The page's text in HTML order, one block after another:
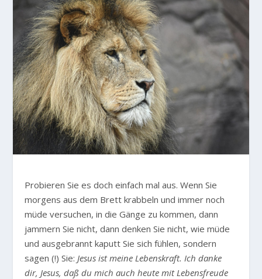
Probieren Sie es doch einfach mal aus. Wenn Sie
morgens aus dem Brett krabbeln und immer noch
müde versuchen, in die Gänge zu kommen, dann
jammern Sie nicht, dann denken Sie nicht, wie müde
und ausgebrannt kaputt Sie sich fühlen, sondern
sagen (!) Sie: Jesus ist meine Lebenskraft. Ich danke
dir, Jesus, daß du mich auch heute mit Lebensfreude